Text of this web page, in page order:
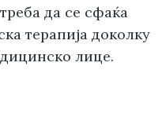
да се сфаќа
терапија доколку
лице.